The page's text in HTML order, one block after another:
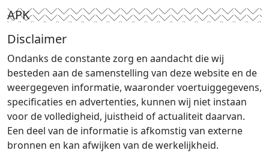
APK
Disclaimer
Ondanks de constante zorg en aandacht die wij
besteden aan de samenstelling van deze website en de
weergegeven informatie, waaronder voertuiggegevens,
specificaties en advertenties, kunnen wij niet instaan
voor de volledigheid, juistheid of actualiteit daarvan.
Een deel van de informatie is afkomstig van externe
bronnen en kan afwijken van de werkelijkheid.